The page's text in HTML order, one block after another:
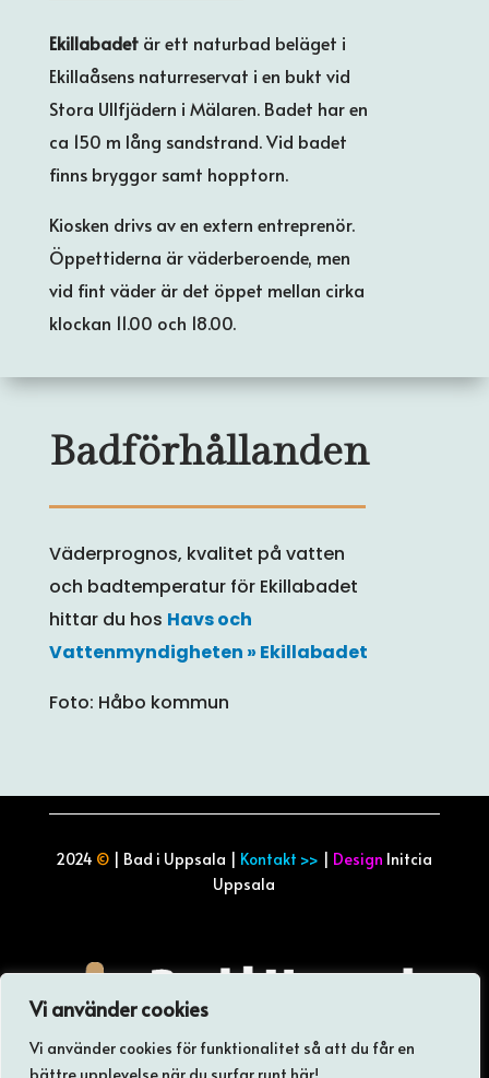
Vi använder cookies
Vi använder cookies för funktionalitet så att du får en
Ekillabadetär ett naturbad beläget i
Ekillaåsens naturreservat i en bukt vid
Stora Ullfjädern i Mälaren. Badet har en
ca 150 m lång sandstrand. Vid badet
finns bryggor samt hopptorn.
Kiosken drivs av en extern entreprenör.
Öppettiderna är väderberoende, men
vid fint väder är det öppet mellan cirka
klockan 11.00 och 18.00.
Badförhållanden
Väderprognos, kvalitet på vatten
och badtemperatur för Ekillabadet
hittar du hos Havs och
Vattenmyndigheten » Ekillabadet
Foto: Håbo kommun
2024 © | Bad i Uppsala | Kontakt >> | Design Initcia
Uppsala